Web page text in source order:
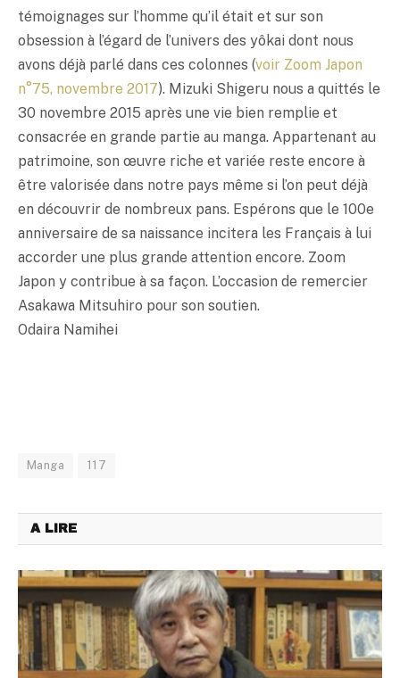
témoignages sur l’homme qu’il était et sur son
obsession à l’égard de l’univers des yôkai dont nous
avons déjà parlé dans ces colonnes (voir Zoom Japon
n°75, novembre 2017). Mizuki Shigeru nous a quittés le
30 novembre 2015 après une vie bien remplie et
consacrée en grande partie au manga. Appartenant au
patrimoine, son œuvre riche et variée reste encore à
être valorisée dans notre pays même si l’on peut déjà
en découvrir de nombreux pans. Espérons que le 100e
anniversaire de sa naissance incitera les Français à lui
accorder une plus grande attention encore. Zoom
Japon y contribue à sa façon. L’occasion de remercier
Asakawa Mitsuhiro pour son soutien.
Odaira Namihei
Manga 117
A LIRE